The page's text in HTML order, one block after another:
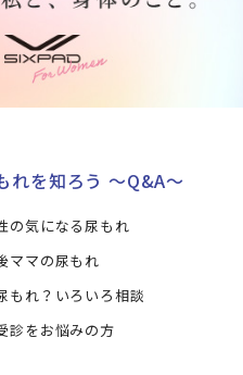
れを知ろう ～Q&A～
の気になる尿もれ
ママの尿もれ
もれ？いろいろ相談
診をお悩みの方